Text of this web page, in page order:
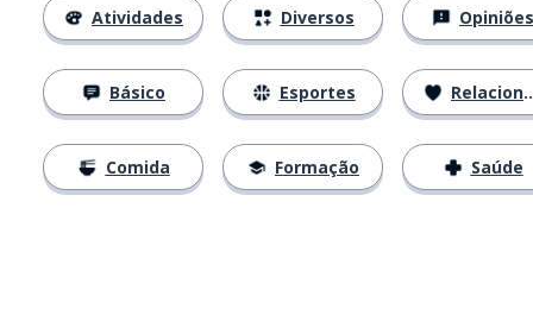
Atividades
Básico
Comida
Diversos
Esportes
Formação
Opiniões
Relacionamentos
Saúde